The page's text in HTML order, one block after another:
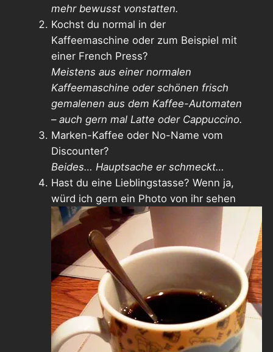
mehr bewusst vonstatten.
Kochst du normal in der
Kaffeemaschine oder zum Beispiel mit
einer French Press?
Meistens aus einer normalen
Kaffeemaschine oder schönen frisch
gemalenen aus dem Kaffee-Automaten
– auch gern mal Latte oder Cappuccino.
Marken-Kaffee oder No-Name vom
Discounter?
Beides… Hauptsache er schmeckt…
Hast du eine Lieblingstasse? Wenn ja,
würd ich gern ein Photo von ihr sehen